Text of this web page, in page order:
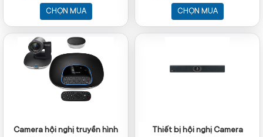
CHỌN MUA CHỌN MUA
Camera hội nghị truyền hình
Thiết bị hội nghị Camera